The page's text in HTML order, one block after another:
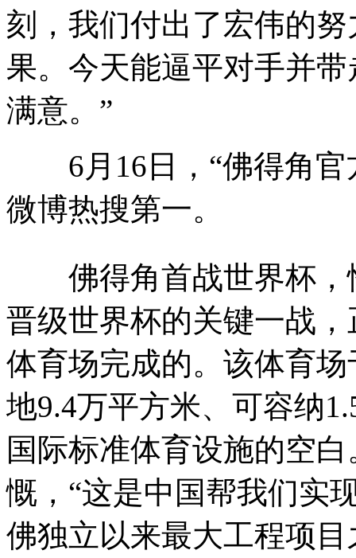
刻，我们付出了宏伟的
果。今天能逼平对手并
满意。”
6月16日，“佛得角官
微博热搜第一。
佛得角首战世界杯，
晋级世界杯的关键一战
体育场完成的。该体育
地9.4万平方米、可容纳
国际标准体育设施的空
慨，“这是中国帮我们实
佛独立以来最大工程项目